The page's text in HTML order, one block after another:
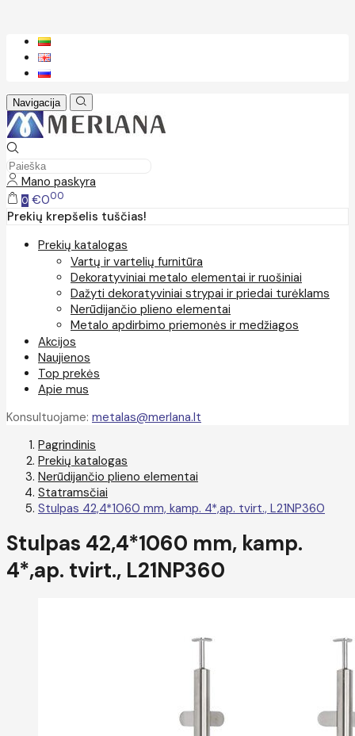
Navigacija
Mano paskyra
0 €000
Prekių krepšelis tuščias!
Prekių katalogas
Vartų ir vartelių furnitūra
Dekoratyviniai metalo elementai ir ruošiniai
Dažyti dekoratyviniai strypai ir priedai turėklams
Nerūdijančio plieno elementai
Metalo apdirbimo priemonės ir medžiagos
Akcijos
Naujienos
Top prekės
Apie mus
Konsultuojame: metalas@merlana.lt
Pagrindinis
Prekių katalogas
Nerūdijančio plieno elementai
Statramsčiai
Stulpas 42,4*1060 mm, kamp. 4*,ap. tvirt., L21NP360
Stulpas 42,4*1060 mm, kamp.
4*,ap. tvirt., L21NP360